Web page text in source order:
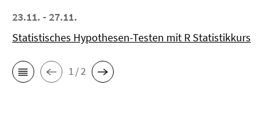
23.11. - 27.11.
Statistisches Hypothesen-Testen mit R Statistikkurs
1 / 2